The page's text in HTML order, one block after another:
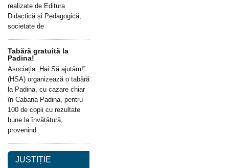
realizate de Editura
Didactică și Pedagogică,
societate de
Tabără gratuită la
Padina!
Asociația „Hai Să ajutăm!”
(HSA) organizează o tabără
la Padina, cu cazare chiar
în Cabana Padina, pentru
100 de copii cu rezultate
bune la învățătură,
provenind
JUSTIȚIE